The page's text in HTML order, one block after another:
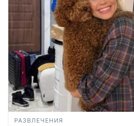
РАЗВЛЕЧЕНИЯ